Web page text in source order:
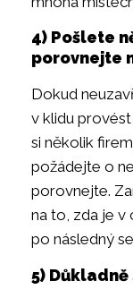
4) Pošlete
porovnejte
Dokud
v klidu
si několik
požádejte o
porovnejte.
na to, zda je v
po následný
5)